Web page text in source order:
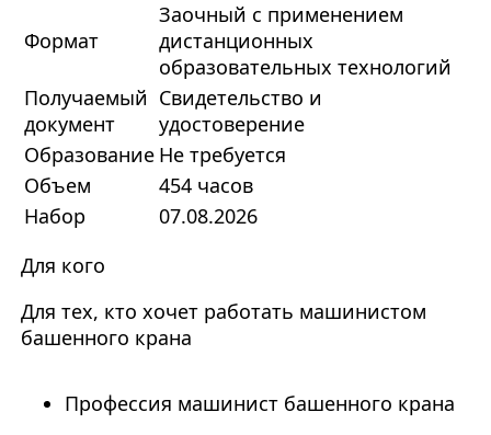
Формат
Заочный с применением
дистанционных
образовательных технологий
Получаемый
документ
Свидетельство и
удостоверение
Образование Не требуется
Объем
454 часов
Набор
07.08.2026
Для кого
Для тех, кто хочет работать машинистом
башенного крана
Профессия машинист башенного крана